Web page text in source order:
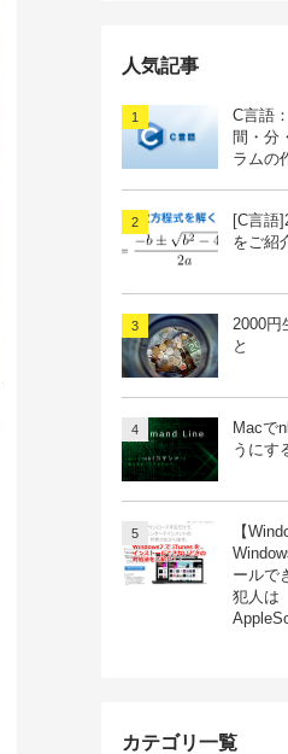
カ
ブ
人気記事
C言語
間・分
ラムの
[C言語
をご紹
2000円
と
Macで
うにす
【
ールで
犯人は
カテゴリ一覧